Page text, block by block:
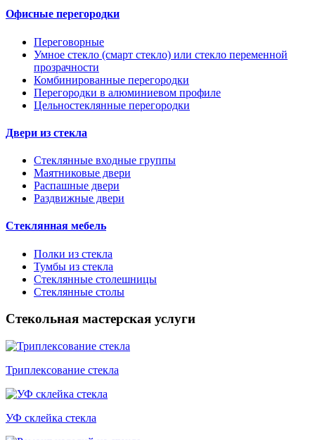
Офисные перегородки
Переговорные
Умное стекло (смарт стекло) или стекло переменной
прозрачности
Комбинированные перегородки
Перегородки в алюминиевом профиле
Цельностеклянные перегородки
Двери из стекла
Стеклянные входные группы
Маятниковые двери
Распашные двери
Раздвижные двери
Стеклянная мебель
Полки из стекла
Тумбы из стекла
Стеклянные столешницы
Стеклянные столы
Стекольная мастерская услуги
Триплексование стекла
УФ склейка стекла